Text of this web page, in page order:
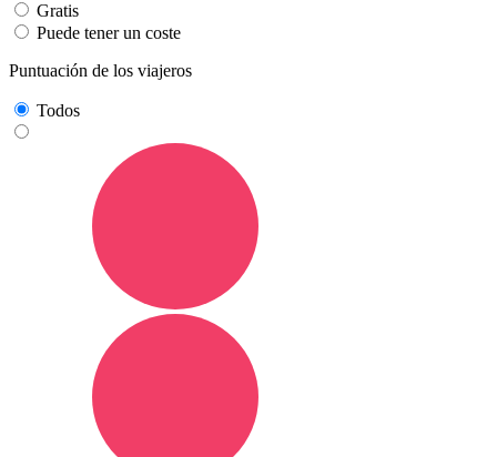
Gratis
Puede tener un coste
Puntuación de los viajeros
Todos